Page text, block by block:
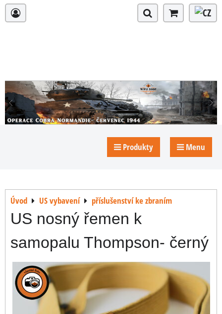
Produkty Menu
Úvod US vybavení příslušenství ke zbraním
US nosný řemen k
samopalu Thompson- černý